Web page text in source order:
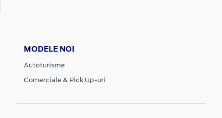
MODELE NOI
Autoturisme
Comerciale & Pick Up-uri